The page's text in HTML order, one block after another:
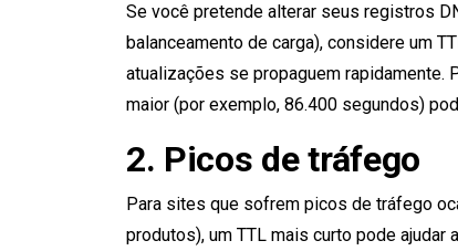
Se você pretende alterar seus registros
balanceamento de carga), considere um
atualizações se propaguem
maior (por exemplo, 86.400 segundos)
2. Picos de tráfego
Para sites que sofrem picos de tráfego
produtos), um TTL mais curto pode